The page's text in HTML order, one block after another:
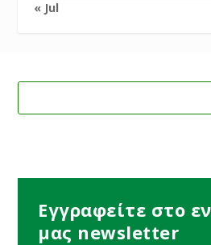
« Jul
Εγγραφείτε στο
μας newsletter